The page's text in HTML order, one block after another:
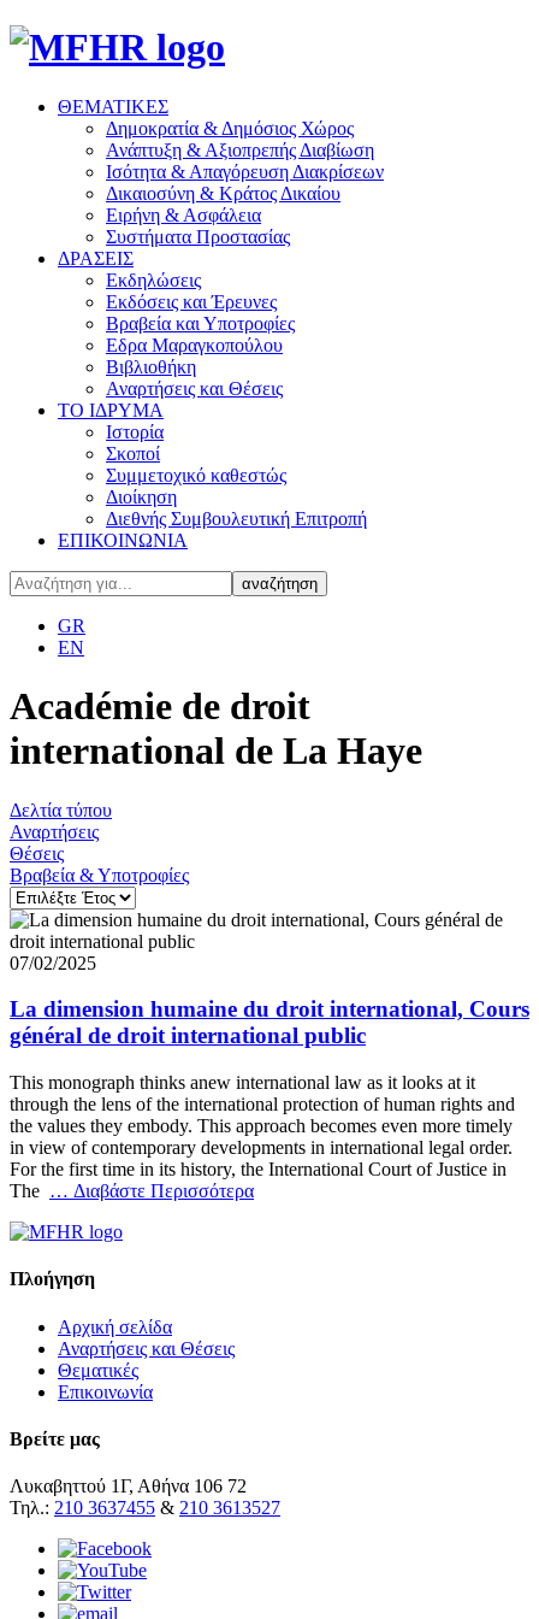
ΘΕΜΑΤΙΚΕΣ
Δημοκρατία & Δημόσιος Χώρος
Ανάπτυξη & Αξιοπρεπής Διαβίωση
Ισότητα & Απαγόρευση Διακρίσεων
Δικαιοσύνη & Κράτος Δικαίου
Ειρήνη & Ασφάλεια
Συστήματα Προστασίας
ΔΡΑΣΕΙΣ
Εκδηλώσεις
Εκδόσεις και Έρευνες
Βραβεία και Υποτροφίες
Εδρα Μαραγκοπούλου
Βιβλιοθήκη
Αναρτήσεις και Θέσεις
ΤΟ ΙΔΡΥΜΑ
Ιστορία
Σκοποί
Συμμετοχικό καθεστώς
Διοίκηση
Διεθνής Συμβουλευτική Επιτροπή
ΕΠΙΚΟΙΝΩΝΙΑ
GR
EN
Académie de droit
international de La Haye
Δελτία τύπου
Αναρτήσεις
Θέσεις
Βραβεία & Υποτροφίες
07/02/2025
La dimension humaine du droit international, Cours
général de droit international public
This monograph thinks anew international law as it looks at it
through the lens of the international protection of human rights and
the values they embody. This approach becomes even more timely
in view of contemporary developments in international legal order.
For the first time in its history, the International Court of Justice in
The … Διαβάστε Περισσότερα
Πλοήγηση
Αρχική σελίδα
Αναρτήσεις και Θέσεις
Θεματικές
Επικοινωνία
Βρείτε μας
Λυκαβηττού 1Γ, Αθήνα 106 72
Τηλ.: 210 3637455 & 210 3613527